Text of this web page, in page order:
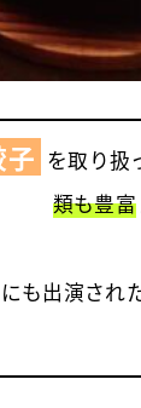
子 を取り扱
類も豊富
も出演され